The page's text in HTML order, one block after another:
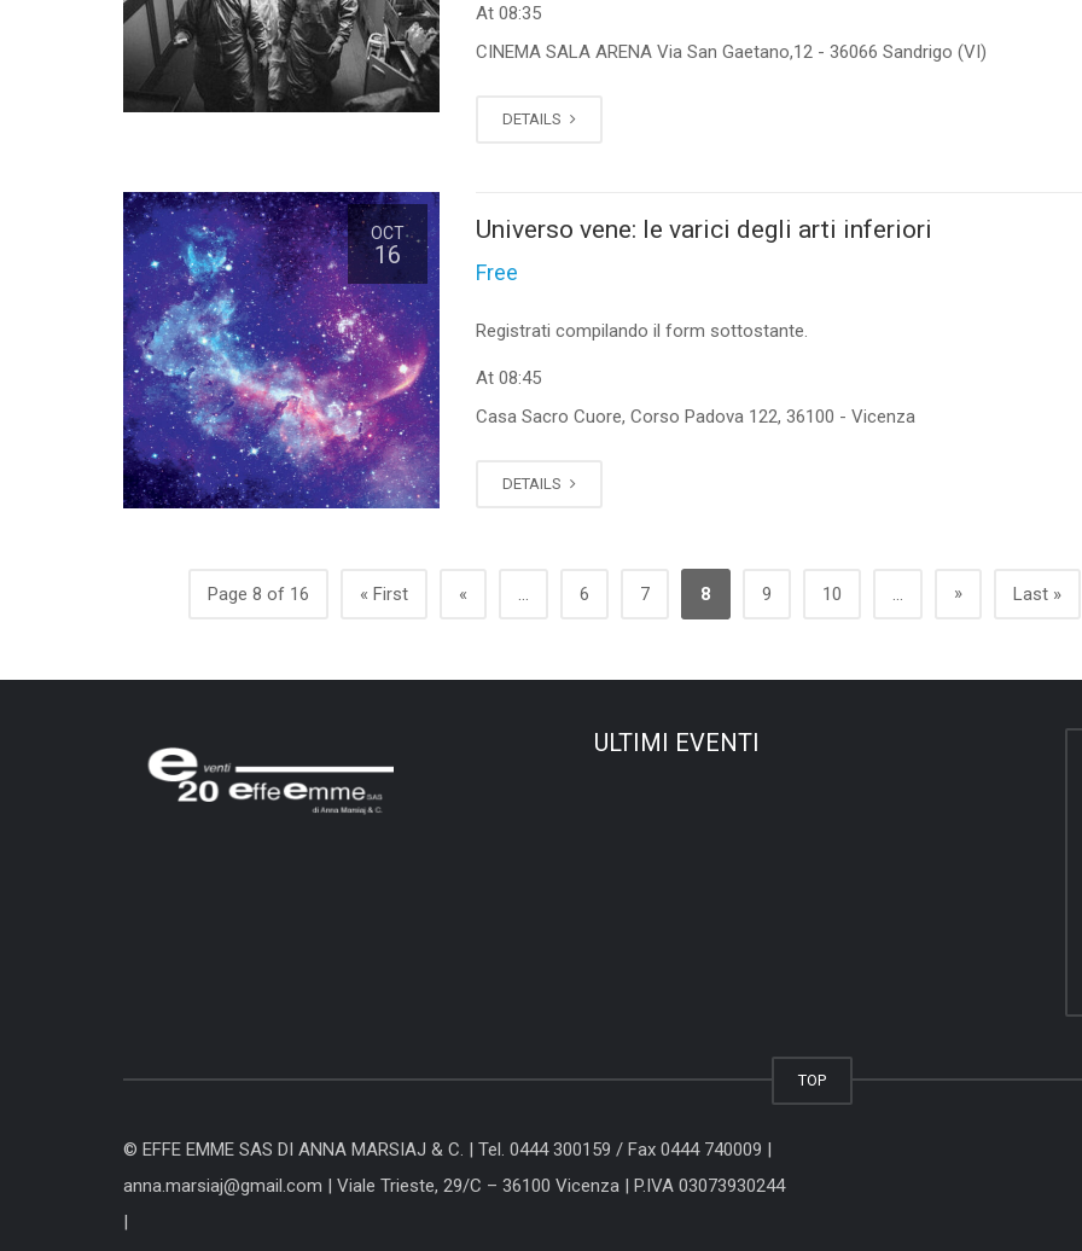
At 08:35
CINEMA SALA ARENA Via San Gaetano,12 - 36066 Sandrigo (VI)
DETAILS
OCT
16
Universo vene: le varici degli arti inferiori
Free
Registrati compilando il form sottostante.
At 08:45
Casa Sacro Cuore, Corso Padova 122, 36100 - Vicenza
DETAILS
Page 8 of 16 « First « ... 6 7 8 9 10 ... » Last »
ULTIMI EVENTI
TOP
© EFFE EMME SAS DI ANNA MARSIAJ & C. | Tel. 0444 300159 / Fax 0444 740009 |
anna.marsiaj@gmail.com
Viale Trieste, 29/C – 36100 Vicenza | P.IVA 03073930244